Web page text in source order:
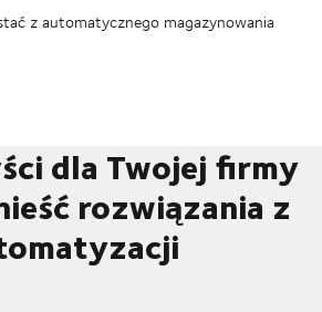
z automatycznego magazynowania
dla Twojej firmy
rozwiązania z